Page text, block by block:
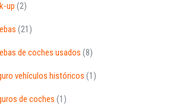
up (2)
(21)
de coches usados (8)
vehículos históricos (1)
de coches (1)